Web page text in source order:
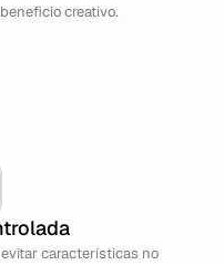
creativo.
características no